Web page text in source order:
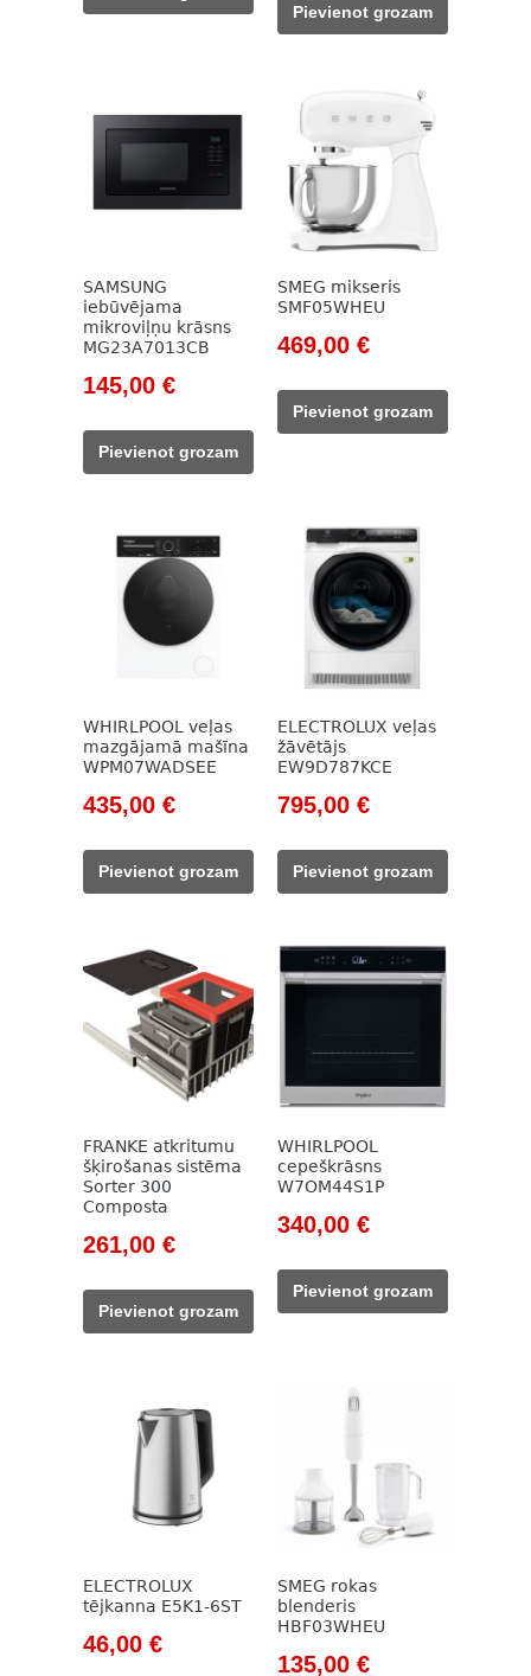
416,00 €.
366,00 €.
522,00 €.
363,00 €.
Pievienot grozam
SAMSUNG
iebūvējama
mikroviļņu krāsns
MG23A7013CB
Original
was:
207,00 €.
145,00 €Current
145,00 €.
Pievienot grozam
SMEG mikseris
SMF05WHEU
Original
was:
533,00 €.
469,00 €Current
469,00 €.
Pievienot grozam
WHIRLPOOL veļas
mazgājamā mašīna
WPM07WADSEE
Original
was:
554,00 €.
435,00 €Current
435,00 €.
Pievienot grozam
ELECTROLUX veļas
žāvētājs
EW9D787KCE
Original
was:
1
795,00 €Current
795,00 €.
Pievienot grozam
FRANKE atkritumu
šķirošanas sistēma
Sorter 300
Composta
Original
was:
349,00 €.
261,00 €Current
261,00 €.
Pievienot grozam
WHIRLPOOL
cepeškrāsns
W7OM44S1P
Original
was:
500,00 €.
340,00 €Current
340,00 €.
Pievienot grozam
ELECTROLUX
tējkanna E5K1-6ST
Original
46,00 €Current
SMEG rokas
blenderis
HBF03WHEU
Original
135,00 €Current